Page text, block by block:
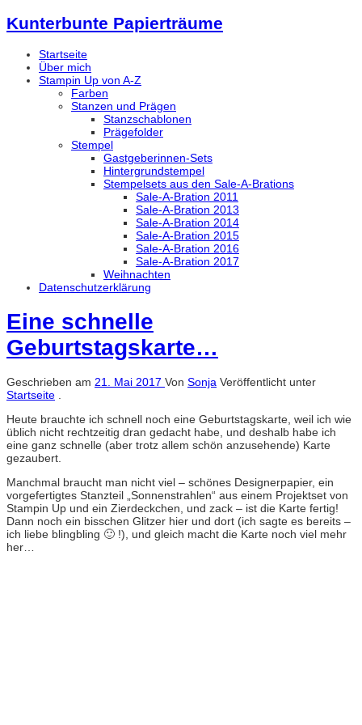
Kunterbunte Papierträume
Startseite
Über mich
Stampin Up von A-Z
Farben
Stanzen und Prägen
Stanzschablonen
Prägefolder
Stempel
Gastgeberinnen-Sets
Hintergrundstempel
Stempelsets aus den Sale-A-Brations
Sale-A-Bration 2011
Sale-A-Bration 2013
Sale-A-Bration 2014
Sale-A-Bration 2015
Sale-A-Bration 2016
Sale-A-Bration 2017
Weihnachten
Datenschutzerklärung
Eine schnelle
Geburtstagskarte…
Geschrieben am 21. Mai 2017 Von Sonja Veröffentlicht unter
Startseite .
Heute brauchte ich schnell noch eine Geburtstagskarte, weil ich wie
üblich nicht rechtzeitig dran gedacht habe, und deshalb habe ich
eine ganz schnelle (aber trotz allem schön anzusehende) Karte
gezaubert.
Manchmal braucht man nicht viel – schönes Designerpapier, ein
vorgefertigtes Stanzteil „Sonnenstrahlen“ aus einem Projektset von
Stampin Up und ein Zierdeckchen, und zack – ist die Karte fertig!
Dann noch ein bisschen Glitzer hier und dort (ich sagte es bereits –
ich liebe blingbling 🙂 !), und gleich macht die Karte noch viel mehr
her…